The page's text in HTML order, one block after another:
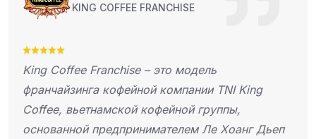
FRANCHISE
– это модель
компании TNI King
кофейной группы,
Ле Хоанг Дьеп
King Coffee —
из Вьетнама,
момента своего
укрепил свои